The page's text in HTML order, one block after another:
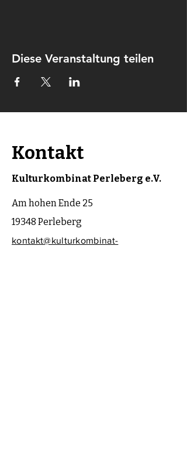
Diese Veranstaltung teilen
Kontakt
Kulturkombinat Perleberg e.V.
Am hohen Ende 25
19348 Perleberg
kontakt@kulturkombinat-